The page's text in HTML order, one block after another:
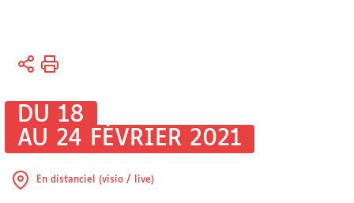
Vous
Accueil
campus
Culture
DU 18
AU 24 FÉVRIER 2021
En distanciel (visio / live)